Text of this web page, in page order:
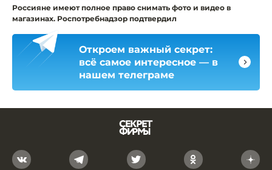
Россияне имеют полное право снимать фото и видео в
магазинах. Роспотребнадзор подтвердил
Откроем важный секрет:
всё самое интересное — в
нашем телеграме